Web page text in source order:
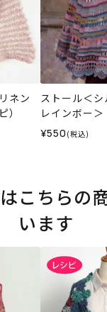
ネン
）
ストール＜
レインボー＞
¥550 (税込)
こちらの
います